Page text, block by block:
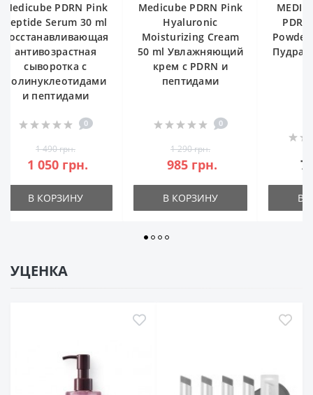
Medicube PDRN Pink
Hyaluronic
Moisturizing Cream
50 ml Увлажняющий
крем с PDRN и
пептидами
0
1 290 грн.
985 грн.
В КОРЗИНУ
MEDIPEEL Phyto EX
PDRN Micro Shot
Powder Cleanser 70 г
Пудра для глубокой
очистки
740 грн.
В КОРЗИНУ
1
В
УЦЕНКА